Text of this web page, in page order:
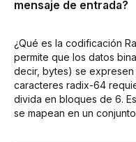
mensaje de entrada?
¿Qué es la codificación
permite que los datos
decir, bytes) se expresen
caracteres radix-64
divida en bloques de 6.
se mapean en un